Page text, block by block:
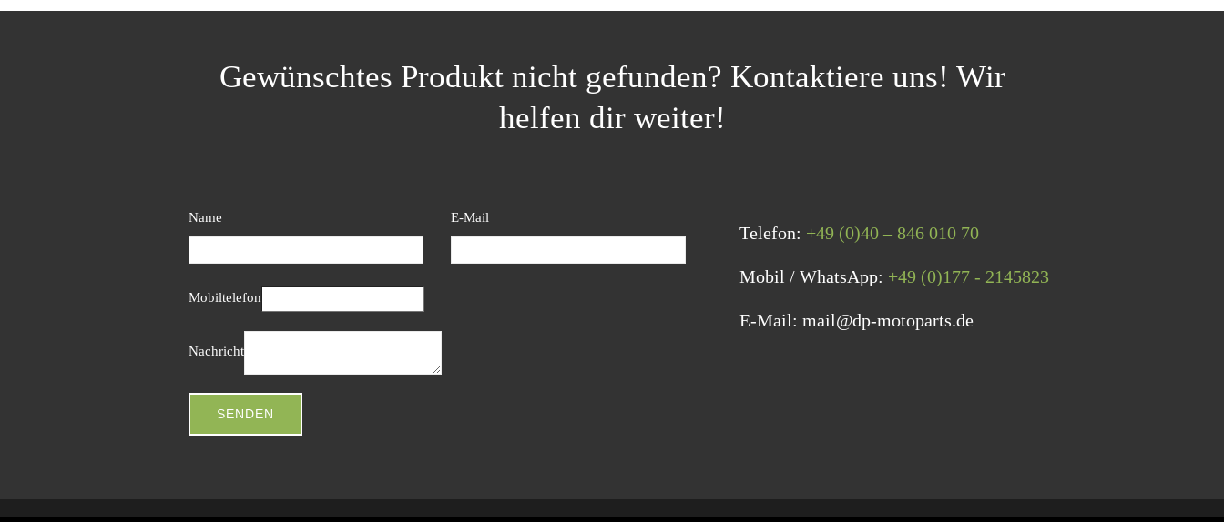
Gewünschtes Produkt nicht gefunden? Kontaktiere uns! Wir
helfen dir weiter!
Name E-Mail
Mobiltelefon
Nachricht
SENDEN
Telefon: +49 (0)40 – 846 010 70
Mobil / WhatsApp: +49 (0)177 - 2145823
E-Mail: mail@dp-motoparts.de